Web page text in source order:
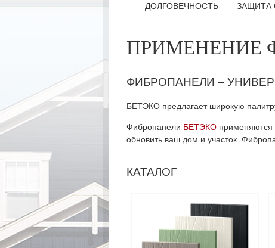
ДОЛГОВЕЧНОСТЬ
ЗАЩИТА
ПРИМЕНЕНИЕ
ФИБРОПАНЕЛИ –
БЕТЭКО предлагает широкую
Фибропанели БЕТЭКО применяются
обновить ваш дом и участок.
КАТАЛОГ